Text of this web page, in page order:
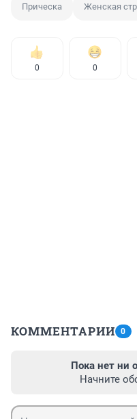
Прическа Женская
0 0
КОММЕНТАРИИ 0
Пока нет ни
Начните